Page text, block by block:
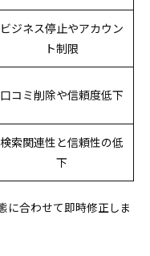
ビジネス停止やアカウン
ト制限
口コミ削除や信頼度低下
検索関連性と信頼性の低
下
に合わせて即時修正しま